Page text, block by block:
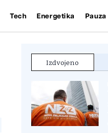
Tech Energetika Pauza
Izdvojeno